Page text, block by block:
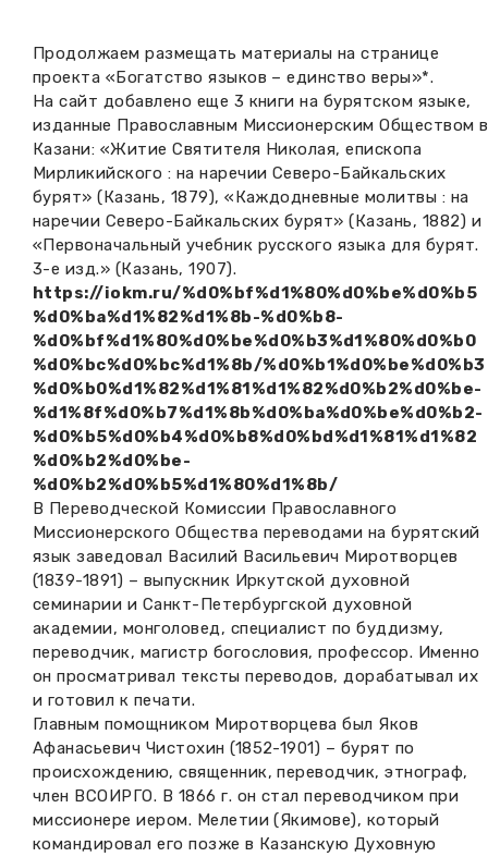
Независимая оценка
Проекты и программы
Научные издания
Новости
Прейскурант
Фонды и коллекции
Партнеры
Музей В.Г. Распутина
КПЦ им. свт. Иннокентия (Вениаминова)
Научно-фондовый отдел
Мемориальный дом А.М. Тюрюмина
Повышение квалификации
Передвижные выставки
Отчетность
Профессиональные мероприятия
Продолжаем размещать материалы на странице
проекта «Богатство языков – единство веры»*.
На сайт добавлено еще 3 книги на бурятском языке,
изданные Православным Миссионерским Обществом в
Казани: «Житие Святителя Николая, епископа
Мирликийского : на наречии Северо-Байкальских
бурят» (Казань, 1879), «Каждодневные молитвы : на
наречии Северо-Байкальских бурят» (Казань, 1882) и
«Первоначальный учебник русского языка для бурят.
3-е изд.» (Казань, 1907).
https://iokm.ru/%d0%bf%d1%80%d0%be%d0%b5
%d0%ba%d1%82%d1%8b-%d0%b8-
%d0%bf%d1%80%d0%be%d0%b3%d1%80%d0%b0
%d0%bc%d0%bc%d1%8b/%d0%b1%d0%be%d0%b3
%d0%b0%d1%82%d1%81%d1%82%d0%b2%d0%be-
%d1%8f%d0%b7%d1%8b%d0%ba%d0%be%d0%b2-
%d0%b5%d0%b4%d0%b8%d0%bd%d1%81%d1%82
%d0%b2%d0%be-
%d0%b2%d0%b5%d1%80%d1%8b/
В Переводческой Комиссии Православного
Миссионерского Общества переводами на бурятский
язык заведовал Василий Васильевич Миротворцев
(1839-1891) – выпускник Иркутской духовной
семинарии и Санкт-Петербургской духовной
академии, монголовед, специалист по буддизму,
переводчик, магистр богословия, профессор. Именно
он просматривал тексты переводов, дорабатывал их
и готовил к печати.
Главным помощником Миротворцева был Яков
Афанасьевич Чистохин (1852-1901) – бурят по
происхождению, священник, переводчик, этнограф,
член ВСОИРГО. В 1866 г. он стал переводчиком при
миссионере иером. Мелетии (Якимове), который
командировал его позже в Казанскую Духовную